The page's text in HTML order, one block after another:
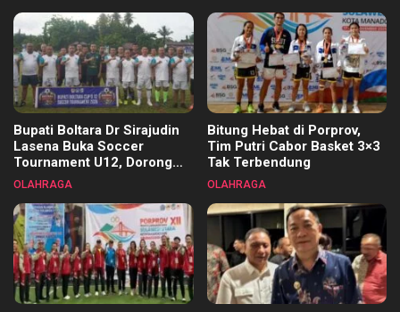
Bupati Boltara Dr Sirajudin
Lasena Buka Soccer
Tournament U12, Dorong
Pembinaan Merata di Setiap
OLAHRAGA
Bitung Hebat di Porprov,
Tim Putri Cabor Basket 3×3
Tak Terbendung
OLAHRAGA